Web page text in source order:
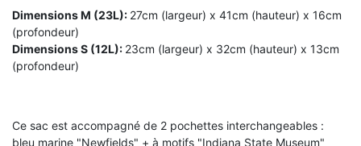
Dimensions M (23L): 27cm (largeur) x 41cm (hauteur) x 16cm
(profondeur)
Dimensions S (12L): 23cm (largeur) x 32cm (hauteur) x 13cm
(profondeur)
Ce sac est accompagné de 2 pochettes interchangeables :
bleu marine "Newfields" + à motifs "Indiana State Museum"